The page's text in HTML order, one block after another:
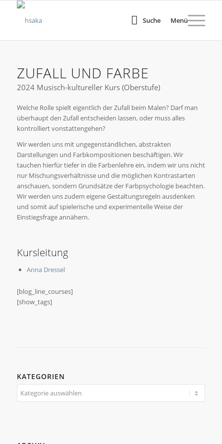
Suche Menü
ZUFALL UND FARBE
2024 Musisch-kultureller Kurs (Oberstufe)
Welche Rolle spielt eigentlich der Zufall beim Malen? Darf man
überhaupt den Zufall entscheiden lassen, oder muss alles
kontrolliert vonstattengehen?
Wir werden uns mit ungegenständlichen, abstrakten
Darstellungen und Farbkompositionen beschäftigen. Wir
tauchen hierfür tiefer in die Farbenlehre ein, indem wir uns nicht
nur Mischungsverhältnisse und die möglichen Kontrastarten
anschauen, sondern Grundsätze der Farbpsychologie beachten.
Wir werden uns zudem eigene Gestaltungsregeln ausdenken
und somit auf spielerische und experimentelle Weise der
Einstiegsfrage annähern.
Kursleitung
Anna Dressel
[blog_line_courses]
[show_tags]
KATEGORIEN
Kategorien